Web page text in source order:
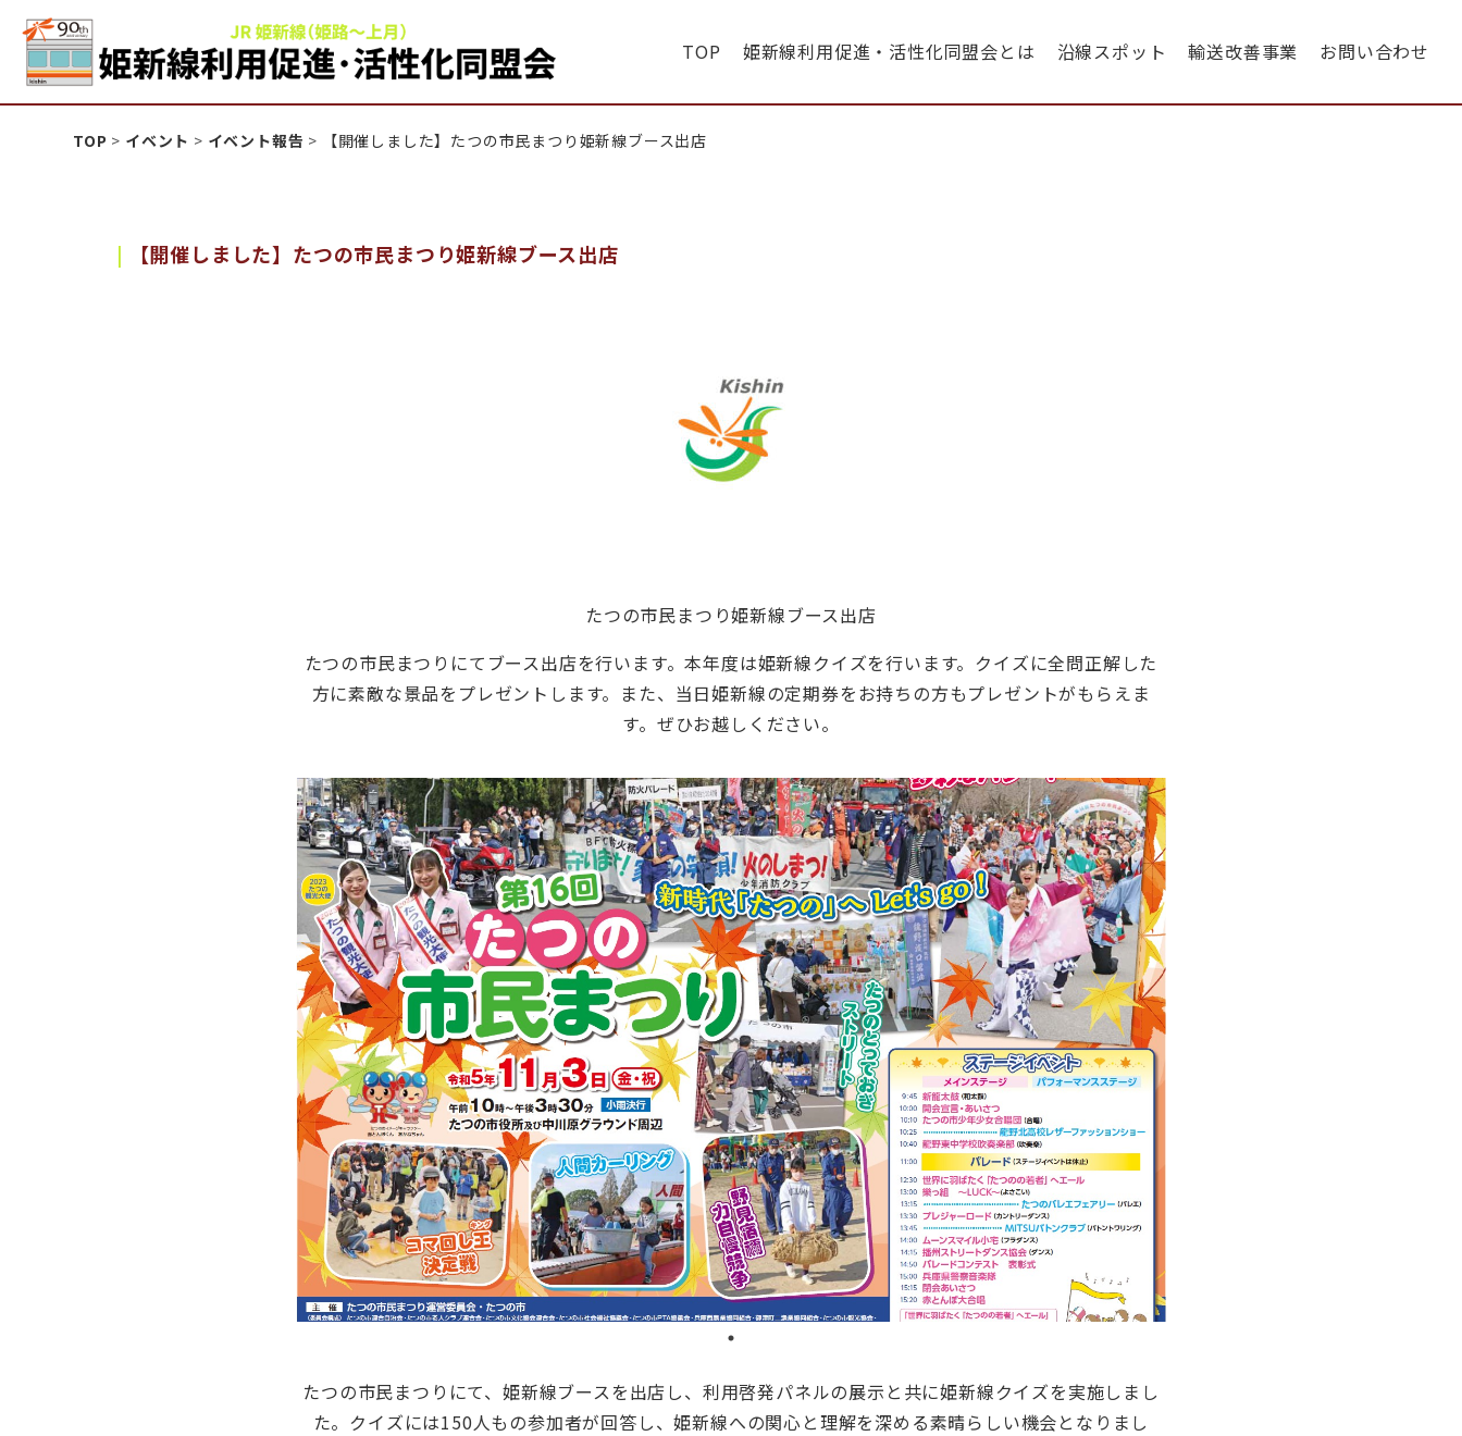
姫新線利用促進活性化・同盟会
TOP 姫新線利用促進・活性化同盟会とは 沿線スポット 輸送改善事業 お問い合わせ
TOP > イベント > イベント報告 > 【開催しました】たつの市民まつり姫新線ブース出店
【開催しました】たつの市民まつり姫新線ブース出店
たつの市民まつり姫新線ブース出店
たつの市民まつりにてブース出店を行います。本年度は姫新線クイズを行います。クイズに全問正解した
方に素敵な景品をプレゼントします。また、当日姫新線の定期券をお持ちの方もプレゼントがもらえま
す。ぜひお越しください。
たつの市民まつりにて、姫新線ブースを出店し、利用啓発パネルの展示と共に姫新線クイズを実施しまし
た。クイズには150人もの参加者が回答し、姫新線への関心と理解を深める素晴らしい機会となりまし